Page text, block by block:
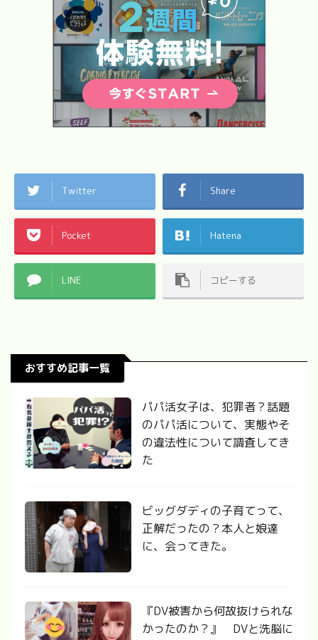
Twitter Share
Pocket Hatena
LINE コピーする
おすすめ記事一覧
パパ活女子は、犯罪者？話題
のパパ活について、実態やそ
の違法性について調査してき
た
ビッグダディの子育てって、
正解だったの？本人と娘達
に、会ってきた。
『DV被害から何故抜けられな
かったのか？』 DVと洗脳に